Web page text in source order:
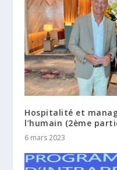
Hospitalité et
l’humain (2ème
6 mars 2023